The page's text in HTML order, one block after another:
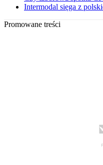
Intermodal sięga z
Promowane treści